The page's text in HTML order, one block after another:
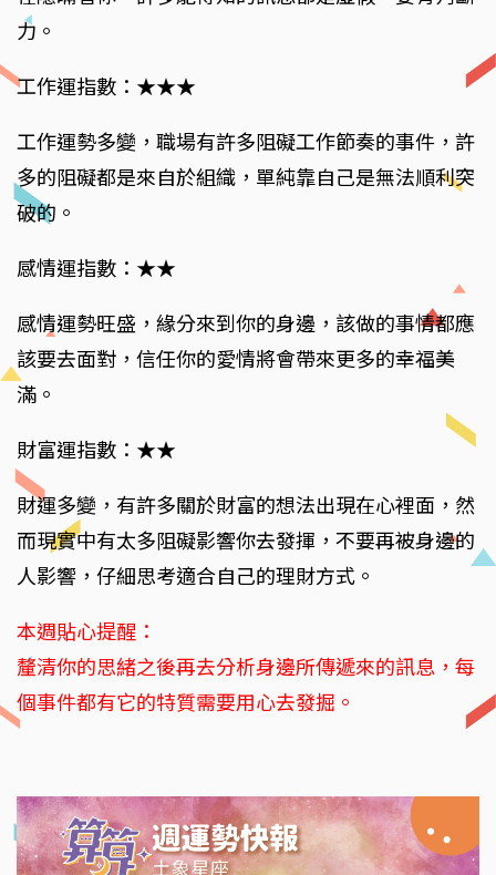
力。
工作運指數：★★★
工作運勢多變，職場有許多阻礙工作節奏的事件，許
多的阻礙都是來自於組織，單純靠自己是無法順利突
破的。
感情運指數：★★
感情運勢旺盛，緣分來到你的身邊，該做的事情都應
該要去面對，信任你的愛情將會帶來更多的幸福美
滿。
財富運指數：★★
財運多變，有許多關於財富的想法出現在心裡面，然
而現實中有太多阻礙影響你去發揮，不要再被身邊的
人影響，仔細思考適合自己的理財方式。
本週貼心提醒：
釐清你的思緒之後再去分析身邊所傳遞來的訊息，每
個事件都有它的特質需要用心去發掘。